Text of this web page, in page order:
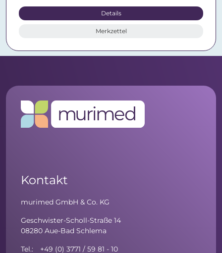
Details
Merkzettel
Kontakt
murimed GmbH & Co. KG
Geschwister-Scholl-Straße 14
08280 Aue-Bad Schlema
Tel.: +49 (0) 3771 / 59 81 - 10